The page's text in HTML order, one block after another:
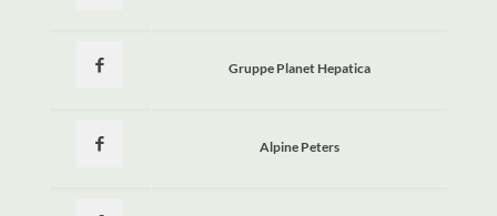
Gruppe Planet Hepatica
Alpine Peters